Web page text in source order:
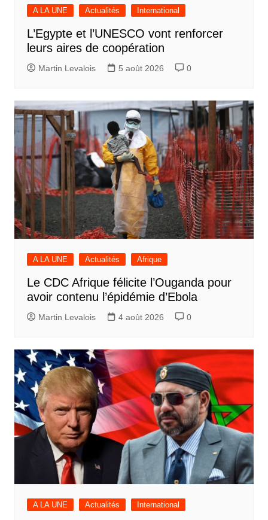
A LA UNE Actualités International
L’Egypte et l’UNESCO vont renforcer
leurs aires de coopération
Martin Levalois 5 août 2026 0
A LA UNE Actualités Afrique
Le CDC Afrique félicite l’Ouganda pour
avoir contenu l’épidémie d’Ebola
Martin Levalois 4 août 2026 0
A LA UNE Actualités International